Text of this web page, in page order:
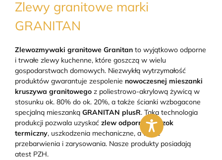
Zlewy granitowe marki
GRANITAN
Zlewozmywaki granitowe Granitan to wyjątkowo odporne
i trwałe zlewy kuchenne, które goszczą w wielu
gospodarstwach domowych. Niezwykłą wytrzymałość
produktów gwarantuje zespolenie nowoczesnej mieszanki
kruszywa granitowego z poliestrowo-akrylową żywicą w
stosunku ok. 80% do ok. 20%, a także ścianki wzbogacone
specjalną mieszanką GRANITAN plusR. Taka technologia
produkcji pozwala uzyskać zlew odporny na szok
termiczny, uszkodzenia mechaniczne, a także
przebarwienia i zarysowania. Nasze produkty posiadają
atest PZH.